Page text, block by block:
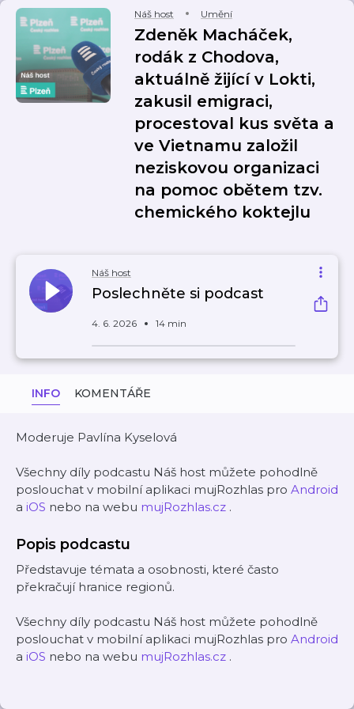
Náš host Umění
Zdeněk Macháček,
rodák z Chodova,
aktuálně žijící v Lokti,
zakusil emigraci,
procestoval kus světa a
ve Vietnamu založil
neziskovou organizaci
na pomoc obětem tzv.
chemického koktejlu
Náš host
Poslechněte si podcast
4. 6. 2026 14 min
INFO KOMENTÁŘE
Moderuje Pavlína Kyselová
Všechny díly podcastu Náš host můžete pohodlně
poslouchat v mobilní aplikaci mujRozhlas pro Android
a iOS nebo na webu mujRozhlas.cz .
Popis podcastu
Představuje témata a osobnosti, které často
překračují hranice regionů.
Všechny díly podcastu Náš host můžete pohodlně
poslouchat v mobilní aplikaci mujRozhlas pro Android
a iOS nebo na webu mujRozhlas.cz .